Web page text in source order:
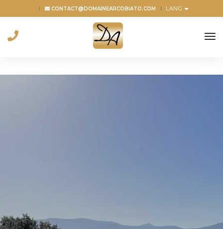
CONTACT@DOMAINEARCOBIATO.COM LANG